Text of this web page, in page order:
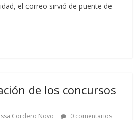
el correo sirvió de puente de
de los concursos
Cordero Novo 0 comentarios